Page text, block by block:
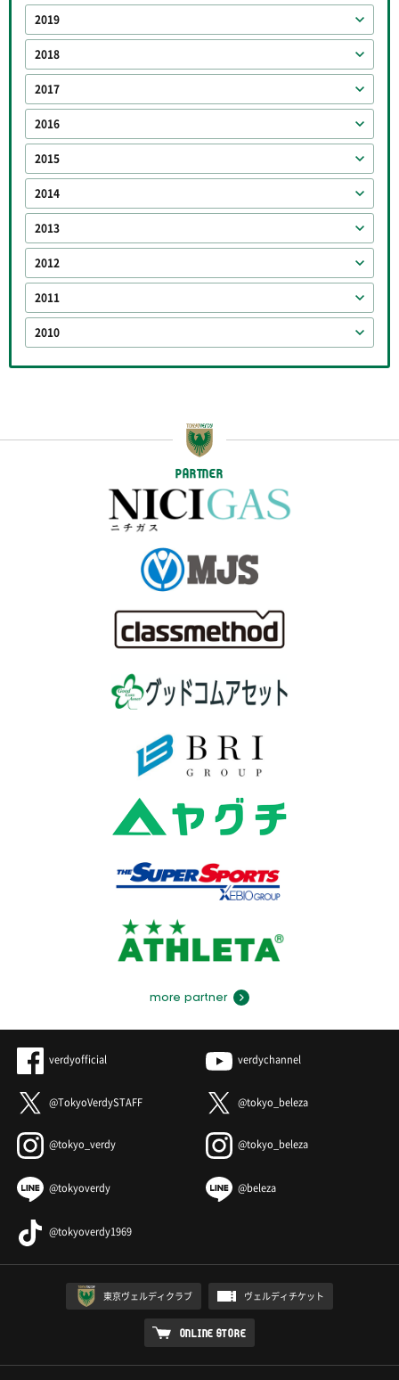
2019
2018
2017
2016
2015
2014
2013
2012
2011
2010
PARTNER
more partner
verdyofficial verdychannel
@TokyoVerdySTAFF @tokyo_beleza
@tokyo_verdy @tokyo_beleza
@tokyoverdy @beleza
@tokyoverdy1969
東京ヴェルディクラブ ヴェルディチケット
ONLINE STORE